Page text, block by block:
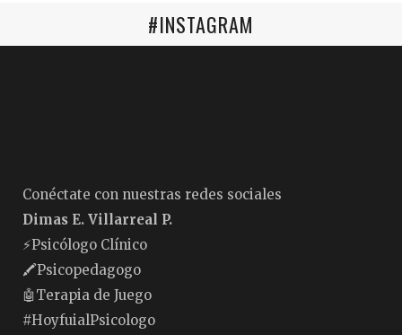
#INSTAGRAM
Conéctate con nuestras redes sociales
Dimas E. Villarreal P.
⚡️Psicólogo Clínico
🖍Psicopedagogo
🤖Terapia de Juego
#HoyfuialPsicologo